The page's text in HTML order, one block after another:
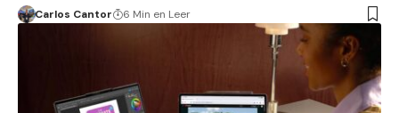
Carlos Cantor 6 Min en Leer